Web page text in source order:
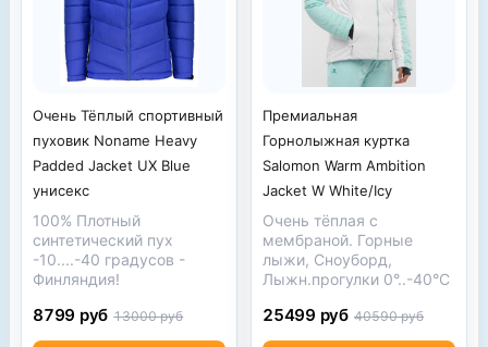
Очень Тёплый спортивный
пуховик Noname Heavy
Padded Jacket UX Blue
унисекс
100% Плотный
синтетический пух
-10....-40 градусов -
Финляндия!
8799 руб 13000 руб
Премиальная
Горнолыжная куртка
Salomon Warm Ambition
Jacket W White/Icy
Очень тёплая с
мембраной. Горные
лыжи, Сноуборд,
Лыжн.прогулки 0°..-40°С
25499 руб 40590 руб